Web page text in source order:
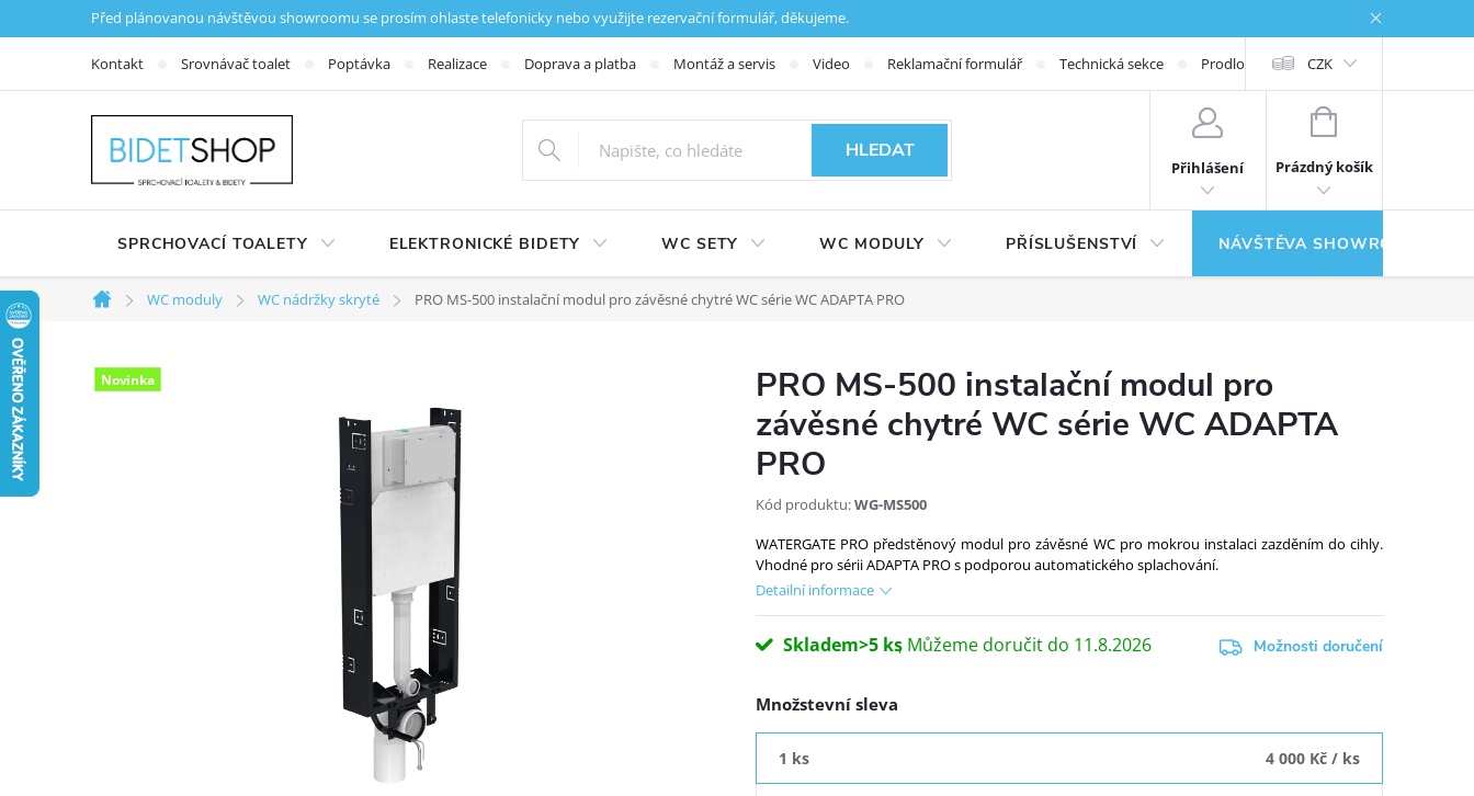
Přejít na obsahPřed plánovanou návštěvou showroomu se prosím ohlaste telefonicky nebo využijte rezervační formulář, děkujeme.
Kontakt Srovnávač toalet Poptávka Realizace Doprava a platba Montáž a servis Video Reklamační formulář Technická sekce Prodloužená záruka
CZK
HLEDAT
Přihlášení
NÁKUPNÍ KOŠÍK
Prázdný košík
SPRCHOVACÍ TOALETY ELEKTRONICKÉ BIDETY WC SETY WC MODULY PŘÍSLUŠENSTVÍ NÁVŠTĚVA SHOWROOMU
Domů
WC moduly WC nádržky skryté PRO MS-500 instalační modul pro závěsné chytré WC série WC ADAPTA PRO
Novinka
PRO MS-500 instalační modul pro
závěsné chytré WC série WC ADAPTA
PRO
Kód produktu:WG-MS500
WATERGATE PRO předstěnový modul pro závěsné WC pro mokrou instalaci zazděním do cihly.
Vhodné pro sérii ADAPTA PRO s podporou automatického splachování.
Detailní informace
Skladem>5 ks 11.8.2026 Možnosti doručení
Množstevní sleva
1 ks 4 000 Kč / ks